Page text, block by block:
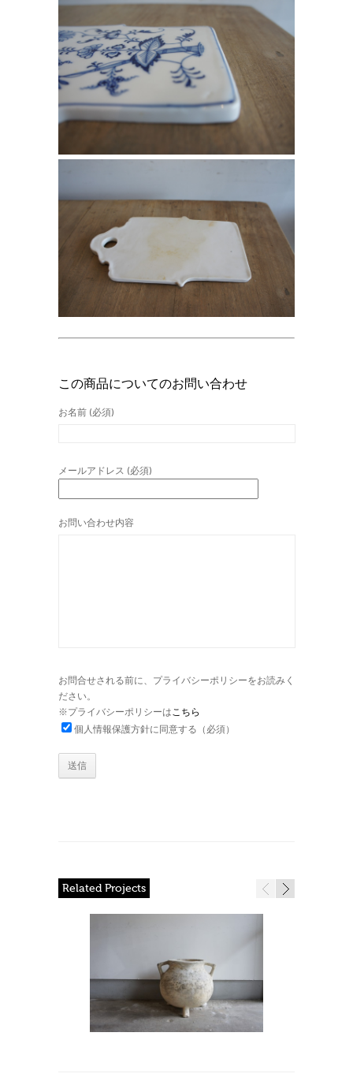
この商品についてのお問い合わせ
お名前 (必須)
メールアドレス (必須)
お問い合わせ内容
お問合せされる前に、プライバシーポリシーをお読みく
ださい。
※プライバシーポリシーはこちら
個人情報保護方針に同意する（必須）
Related Projects
item in lightbox
more about the item item in